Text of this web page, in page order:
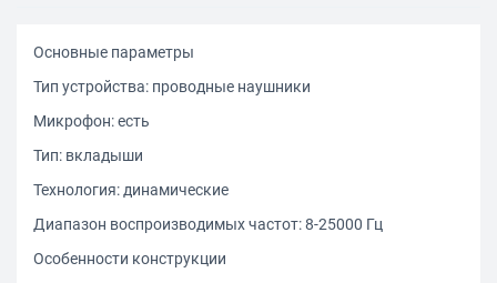
Основные параметры
Тип устройства: проводные наушники
Микрофон: есть
Тип: вкладыши
Технология: динамические
Диапазон воспроизводимых частот: 8-25000 Гц
Особенности конструкции